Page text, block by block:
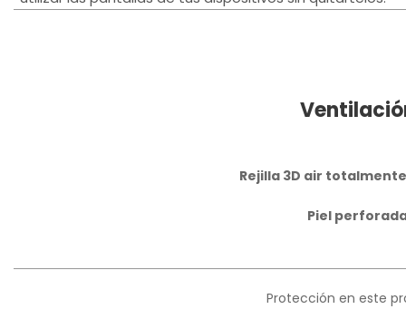
Rejilla 3D air
Piel
Protección en este